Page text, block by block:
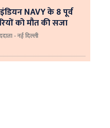
NAVY के 8 पूर्व
को मौत की सजा
- नई दिल्ली